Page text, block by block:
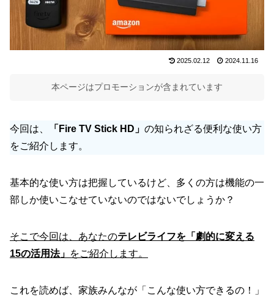
2025.02.12 2024.11.16
本ページはプロモーションが含まれています
今回は、 「Fire TV Stick HD」 の知られざる便利な使い方
をご紹介します。
基本的な使い方は把握しているけど、多くの方は機能の一
部しか使いこなせていないのではないでしょうか？
そこで今回は、あなたのテレビライフを「劇的に変える
15の活用法」 をご紹介します。
これを読めば、家族みんなが「こんな使い方できるの！」